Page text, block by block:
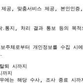
공, 맞춤서비스 제공, 본인인
통지, 처리 결과 통보 등의 목적
퇴 시까지
까지
에는 해당 수사, 조사 종료 시까